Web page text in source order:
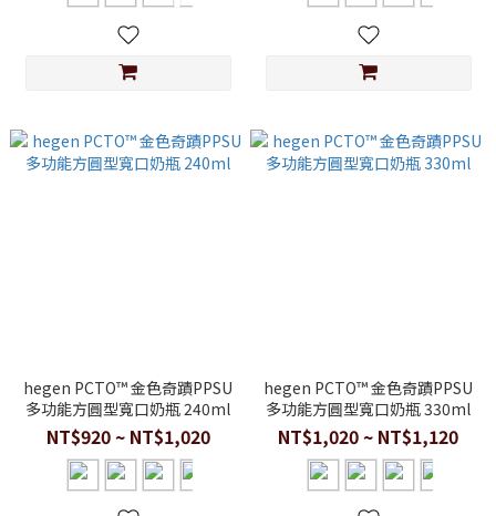
hegen PCTO™ 金色奇蹟PPSU
多功能方圓型寬口奶瓶 240ml
NT$920 ~ NT$1,020
hegen PCTO™ 金色奇蹟PPSU
多功能方圓型寬口奶瓶 330ml
NT$1,020 ~ NT$1,120